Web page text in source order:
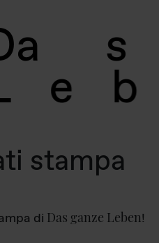
a s
e b
stampa
di Das ganze Leben!